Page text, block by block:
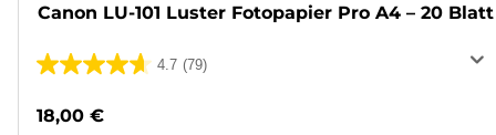
Canon LU-101 Luster Fotopapier Pro A4 – 20 Blatt
4.7 (79)
4.7
5
18,00 €